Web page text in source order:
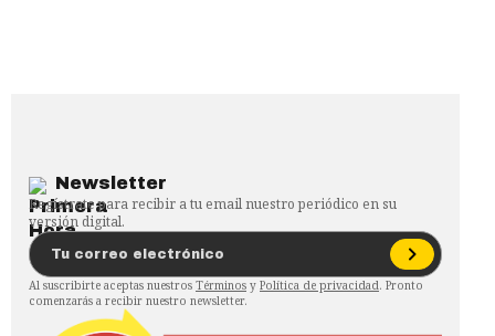
Newsletter
Regístrate para recibir a tu email nuestro periódico en su
versión digital.
Al suscribirte aceptas nuestros Términos y Política de privacidad. Pronto
comenzarás a recibir nuestro newsletter.